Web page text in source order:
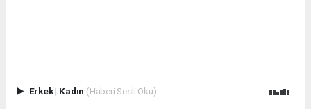
Erkek| Kadın (Haberi Sesli Oku)